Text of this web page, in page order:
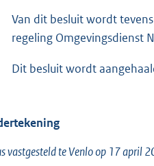
Van dit besluit wordt
regeling Omgevingsdienst
Dit besluit wordt
vastgesteld te Venlo op 17 april